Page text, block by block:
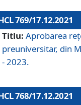
769/17.12.2021
Titlu: Aprobarea
preuniversitar, din
- 2023.
768/17.12.2021